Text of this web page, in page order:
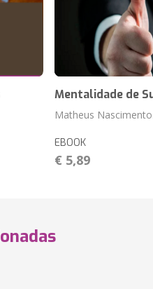
Mentalidade de
Matheus
EBOOK
€ 5,89